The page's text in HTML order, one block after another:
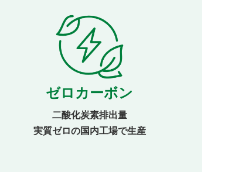
ゼロカーボン
二酸化炭素排出量
実質ゼロの国内工場で生産